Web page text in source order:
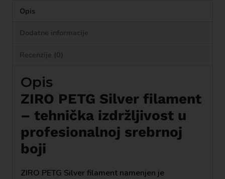
Opis
Dodatne informacije
Recenzije (0)
Opis
ZIRO PETG Silver filament
– tehnička izdržljivost u
profesionalnoj srebrnoj
boji
ZIRO PETG Silver filament namenjen je